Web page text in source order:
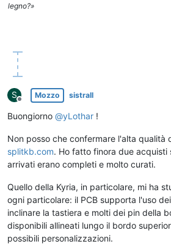
legno?»
S
Non in linea
Mozzo sistrall
Buongiorno @yLothar !
Non posso che confermare l'alta qualità
splitkb.com. Ho fatto finora due acquisti
arrivati erano completi e molto curati.
Quello della Kyria, in particolare, mi ha
ogni particolare: il PCB supporta l'uso
inclinare la tastiera e molti dei pin della
disponibili allineati lungo il bordo
possibili personalizzazioni.